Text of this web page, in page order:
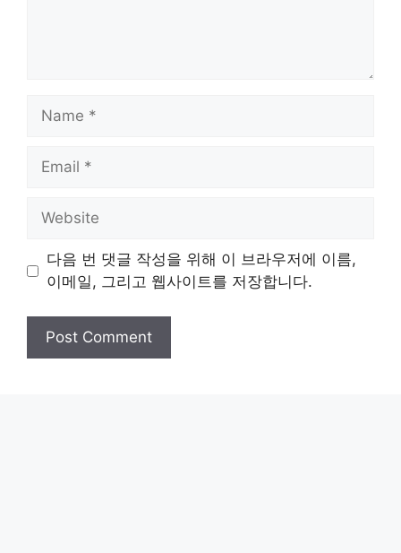
Name
Email
Website
다음 번 댓글 작성을 위해 이 브라우저에 이름,
이메일, 그리고 웹사이트를 저장합니다.